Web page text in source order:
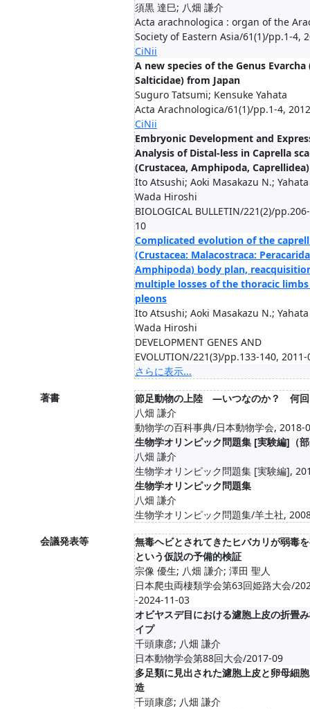
須黒 達巳; 八畑 謙介
Acta arachnologica : organ of the
Society of Eastern Asia/61(1)/pp.1-4,
CiNii
A new species of the Genus Evarcha
Salticidae) from Japan
Suguro Tatsumi; Kensuke Yahata
Acta Arachnologica/61(1)/pp.1-4,
CiNii
Embryonic Development and
Analysis of Distal-less in Caprella
(Crustacea, Amphipoda, Caprellidea)
Ito Atsushi; Aoki Masakazu N.;
Wada Hiroshi
BIOLOGICAL BULLETIN/221(2)/
10
Complicated evolution of the
(Crustacea: Malacostraca:
Amphipoda) body plan,
multiple losses of the thoracic
pleons
Ito Atsushi; Aoki Masakazu N.;
Wada Hiroshi
DEVELOPMENT GENES AND
EVOLUTION/221(3)/pp.133-140, 2011-
さらに表示...
著書
節足動物の上陸 —いつなのか？ 何回
八畑 謙介
動物学の百科事典/日本動物学会, 2018-
生物学オリンピック問題集 [実験編]（
八畑 謙介
生物学オリンピック問題集 [実験編],
生物学オリンピック問題集
八畑 謙介
生物学オリンピック問題集/羊土社,
会議発表等
無毒ヘビとされてきたヒバカリが弱毒
という仮説の予備的検証
宗像 優生; 八畑 謙介; 澤田 聖人
日本爬虫両棲類学会第63回姫路大会/
-2024-11-03
オビヤスデ目における濾胞上皮の折畳
イプ
千頭康彦; 八畑 謙介
日本動物学会第88回大会/2017-09
多足類に見出された濾胞上皮と卵母細
造
千頭康彦; 八畑 謙介